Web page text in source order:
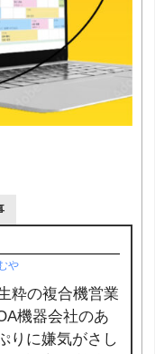
や
粋の複合機営業
機器会社のあ
りに嫌気がさし